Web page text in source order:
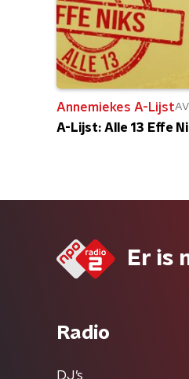
Annemiekes A-Lijst
A-Lijst: Alle 13 Effe
Er is
Radio
DJ’s